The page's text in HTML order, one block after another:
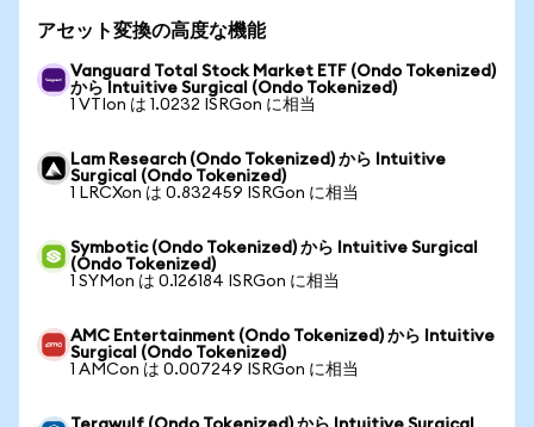
アセット変換の高度な機能
Vanguard Total Stock Market ETF (Ondo Tokenized)
から Intuitive Surgical (Ondo Tokenized)
1 VTIon は 1.0232 ISRGon に相当
Lam Research (Ondo Tokenized) から Intuitive
Surgical (Ondo Tokenized)
1 LRCXon は 0.832459 ISRGon に相当
Symbotic (Ondo Tokenized) から Intuitive Surgical
(Ondo Tokenized)
1 SYMon は 0.126184 ISRGon に相当
AMC Entertainment (Ondo Tokenized) から Intuitive
Surgical (Ondo Tokenized)
1 AMCon は 0.007249 ISRGon に相当